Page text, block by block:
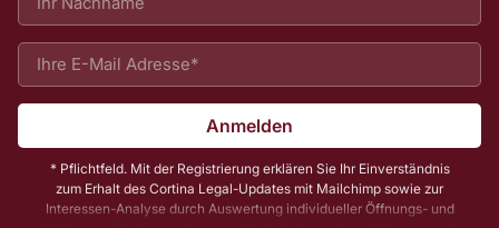
Anmelden
* Pflichtfeld. Mit der Registrierung erklären Sie Ihr Einverständnis
zum Erhalt des Cortina Legal-Updates mit Mailchimp sowie zur
Interessen-Analyse durch Auswertung individueller Öffnungs- und